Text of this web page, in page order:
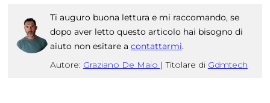
Ti auguro buona lettura e mi raccomando, se
dopo aver letto questo articolo hai bisogno di
aiuto non esitare a contattarmi.
Autore: Graziano De Maio | Titolare di Gdmtech